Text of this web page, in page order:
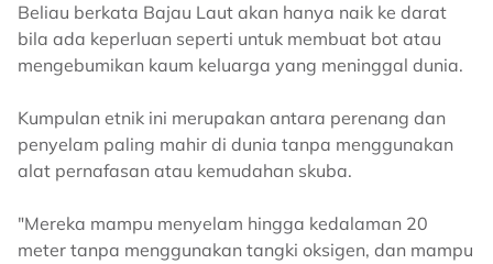
Beliau berkata Bajau Laut akan hanya naik ke darat
bila ada keperluan seperti untuk membuat bot atau
mengebumikan kaum keluarga yang meninggal dunia.
Kumpulan etnik ini merupakan antara perenang dan
penyelam paling mahir di dunia tanpa menggunakan
alat pernafasan atau kemudahan skuba.
"Mereka mampu menyelam hingga kedalaman 20
meter tanpa menggunakan tangki oksigen, dan mampu